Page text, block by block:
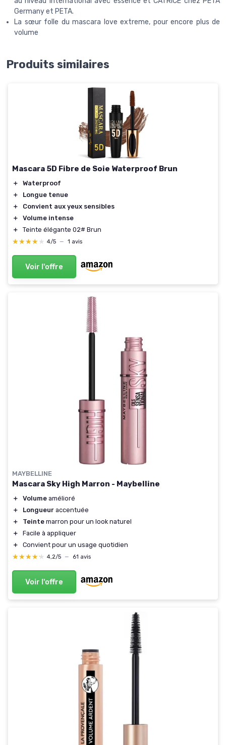
Germany et PETA.
La sœur folle du mascara love extreme, pour encore plus de
volume
Produits similaires
Mascara 5D Fibre de Soie Waterproof Brun
＋
Waterproof
＋
Longue tenue
＋
Convient aux yeux sensibles
＋
Volume intense
＋
Teinte élégante 02# Brun
★★★★★
★★★★★ 4/5 — 1 avis
Voir l'offre
MAYBELLINE
Mascara Sky High Marron - Maybelline
＋ Volume amélioré
＋
Longueur accentuée
＋
Teinte marron pour un look naturel
＋
Facile à appliquer
＋
Convient pour un usage quotidien
★★★★★
★★★★★ 4,2/5 — 61 avis
Voir l'offre